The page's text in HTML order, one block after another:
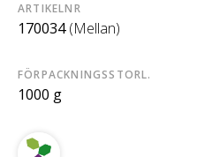
ARTIKELNR
170034 (Mellan)
FÖRPACKNINGSSTORL.
1000 g